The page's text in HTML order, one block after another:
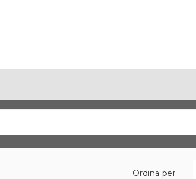
Ordina per